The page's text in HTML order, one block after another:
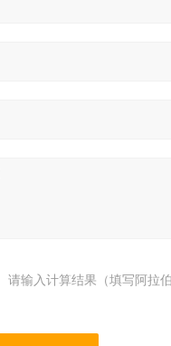
请输入计算结果（填写阿拉